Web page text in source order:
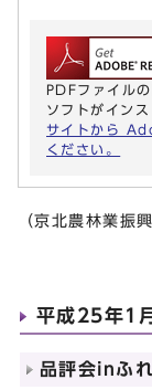
PDFファイル
ソフトがイン
サイトから
ください。
（京北農林業振
平成25年1
品評会inふ